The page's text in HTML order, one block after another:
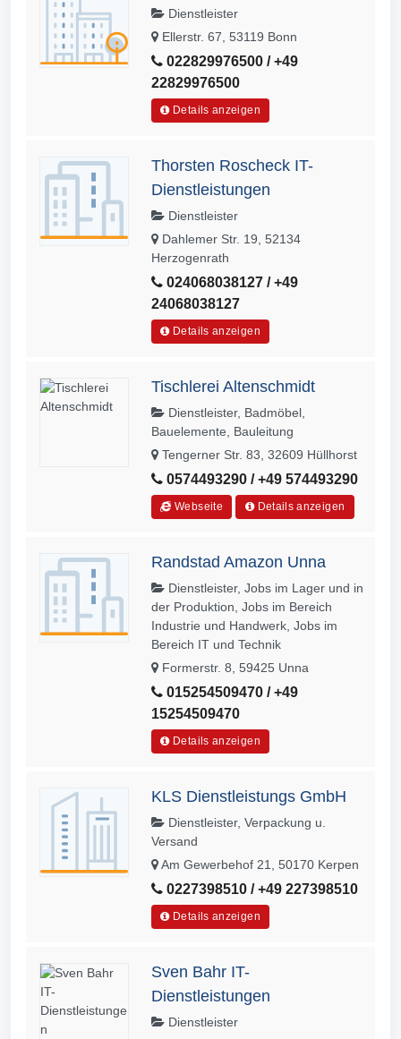
Dienstleister
Ellerstr. 67, 53119 Bonn
022829976500 / +49
22829976500
Details anzeigen
Thorsten Roscheck IT-
Dienstleistungen
Dienstleister
Dahlemer Str. 19, 52134
Herzogenrath
024068038127 / +49
24068038127
Details anzeigen
Tischlerei Altenschmidt
Dienstleister, Badmöbel,
Bauelemente, Bauleitung
Tengerner Str. 83, 32609 Hüllhorst
0574493290 / +49 574493290
Webseite Details anzeigen
Randstad Amazon Unna
Dienstleister, Jobs im Lager und in
der Produktion, Jobs im Bereich
Industrie und Handwerk, Jobs im
Bereich IT und Technik
Formerstr. 8, 59425 Unna
015254509470 / +49
15254509470
Details anzeigen
KLS Dienstleistungs GmbH
Dienstleister, Verpackung u.
Versand
Am Gewerbehof 21, 50170 Kerpen
0227398510 / +49 227398510
Details anzeigen
Sven Bahr IT-
Dienstleistungen
Dienstleister